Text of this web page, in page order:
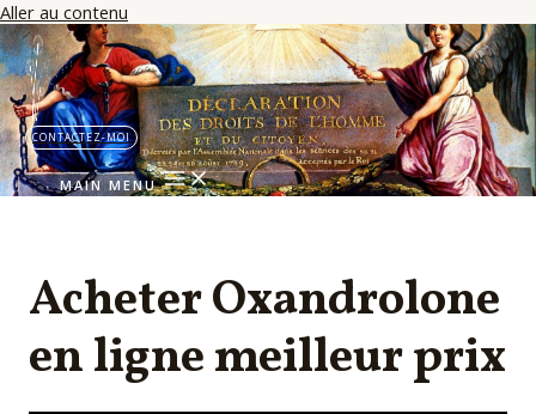
Aller au contenu
CONTACTEZ-MOI
MAIN MENU
Acheter Oxandrolone
en ligne meilleur prix